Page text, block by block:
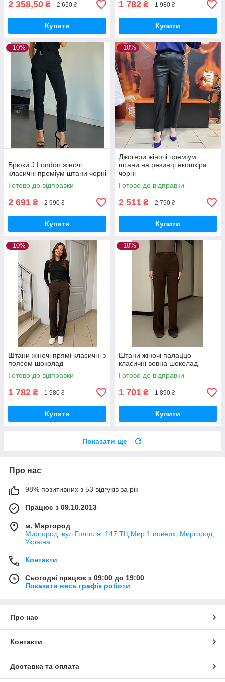
2 358,50 ₴ 2 650 ₴
Купити
1 782 ₴ 1 980 ₴
Купити
–10%
Брюки J.London жіночі
класичні преміум штани чорні
Готово до відправки
2 691 ₴ 2 990 ₴
Купити
–10%
Джогери жіночі преміум
штани на резинці екошкіра
чорні
Готово до відправки
2 511 ₴ 2 790 ₴
Купити
–10%
Штани жіночі прямі класичні з
поясом шоколад
Готово до відправки
1 782 ₴ 1 980 ₴
Купити
–10%
Штани жіночі палаццо
класичні вовна шоколад
Готово до відправки
1 701 ₴ 1 890 ₴
Купити
Показати ще
Про нас
98% позитивних з 53 відгуків за рік
Працює з 09.10.2013
м. Миргород
Миргород, вул.Голголя, 147 ТЦ Мир 1 поверх, Миргород,
Україна
Контакти
Сьогодні працює з 09:00 до 19:00
Показати весь графік роботи
Про нас
Контакти
Доставка та оплата